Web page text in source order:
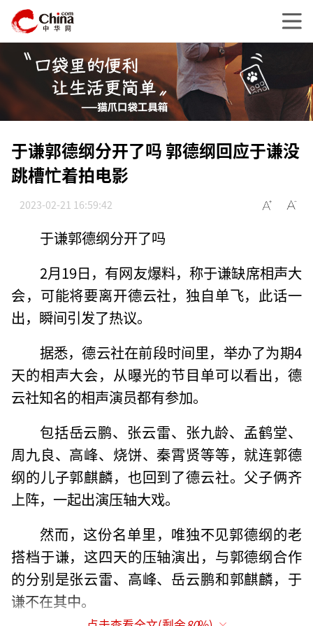
于谦郭德纲分开了吗 郭德纲回应于谦没
跳槽忙着拍电影
2023-02-21 16:59:42
于谦郭德纲分开了吗
2月19日，有网友爆料，称于谦缺席相声大
会，可能将要离开德云社，独自单飞，此话一
出，瞬间引发了热议。
据悉，德云社在前段时间里，举办了为期4
天的相声大会，从曝光的节目单可以看出，德
云社知名的相声演员都有参加。
包括岳云鹏、张云雷、张九龄、孟鹤堂、
周九良、高峰、烧饼、秦霄贤等等，就连郭德
纲的儿子郭麒麟，也回到了德云社。父子俩齐
上阵，一起出演压轴大戏。
然而，这份名单里，唯独不见郭德纲的老
搭档于谦，这四天的压轴演出，与郭德纲合作
的分别是张云雷、高峰、岳云鹏和郭麒麟，于
谦不在其中。